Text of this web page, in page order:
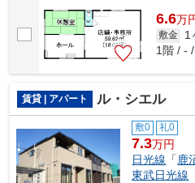
6.6万
敷金 1
1階 / -
賃貸 | アパート ル・シエル
敷0 礼0
7.3万円
日光線 「鹿
東武日光線